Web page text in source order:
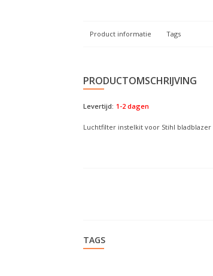
Product informatie Tags
PRODUCTOMSCHRIJVING
Levertijd: 1-2 dagen
Luchtfilter instelkit voor Stihl bladblazer
TAGS